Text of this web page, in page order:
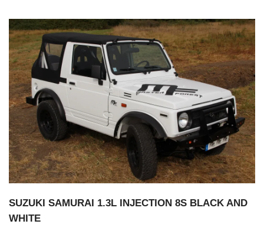
SUZUKI SAMURAI 1.3L INJECTION 8S BLACK AND
WHITE